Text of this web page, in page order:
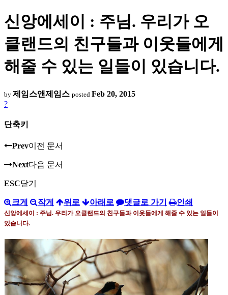
신앙에세이 : 주님. 우리가 오
클랜드의 친구들과 이웃들에게
해줄 수 있는 일들이 있습니다.
by 제임스앤제임스 posted Feb 20, 2015
?
단축키
Prev이전 문서
Next다음 문서
ESC닫기
크게 작게 위로 아래로 댓글로 가기 인쇄
신앙에세이 : 주님. 우리가 오클랜드의 친구들과 이웃들에게 해줄 수 있는 일들이
있습니다.